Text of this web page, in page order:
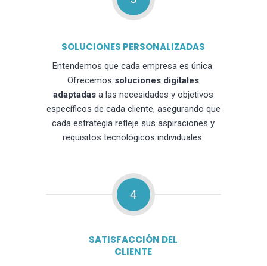
SOLUCIONES PERSONALIZADAS
Entendemos que cada empresa es única.
Ofrecemos soluciones digitales
adaptadas a las necesidades y objetivos
específicos de cada cliente, asegurando que
cada estrategia refleje sus aspiraciones y
requisitos tecnológicos individuales.
4
SATISFACCIÓN DEL
CLIENTE